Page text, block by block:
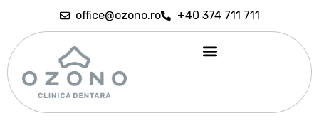
office@ozono.ro +40 374 711 711